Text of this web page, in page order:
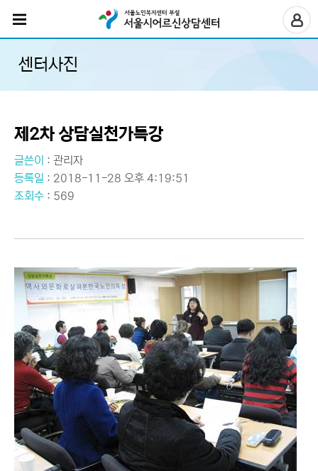
센터사진
제2차 상담실천가특강
글쓴이 : 관리자
등록일 : 2018-11-28 오후 4:19:51
조회수 : 569